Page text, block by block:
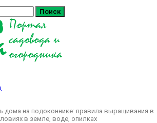
дома на подоконнике: правила выращивания в
в земле, воде, опилках